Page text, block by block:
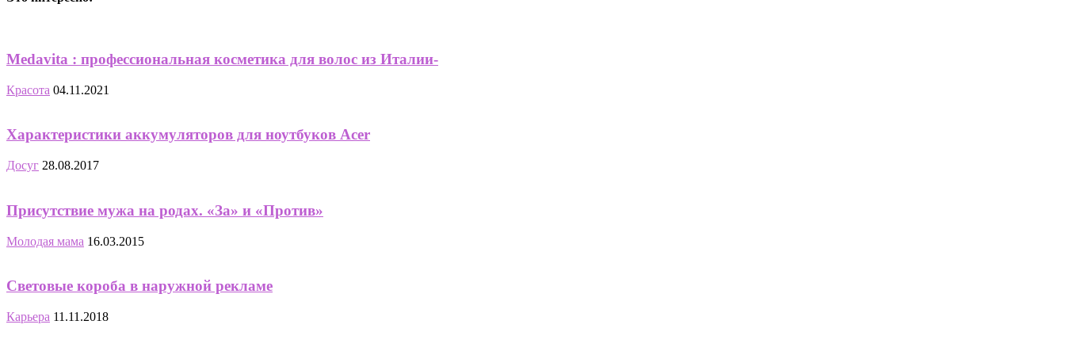
Medavita : профессиональная косметика для волос из Италии-
Красота 04.11.2021
Характеристики аккумуляторов для ноутбуков Acer
Досуг 28.08.2017
Присутствие мужа на родах. «За» и «Против»
Молодая мама 16.03.2015
Световые короба в наружной рекламе
Карьера 11.11.2018